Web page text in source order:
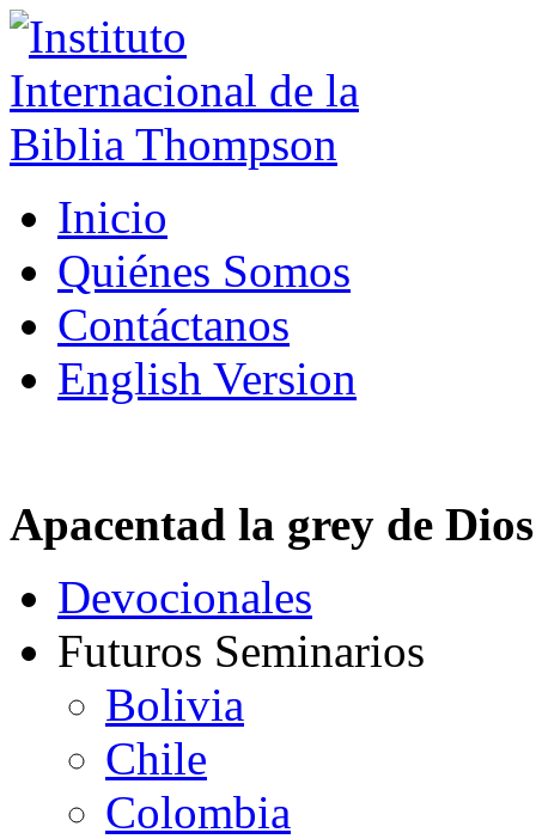
Inicio
Quiénes Somos
Contáctanos
English Version
Apacentad la grey de
Devocionales
Futuros Seminarios
Bolivia
Chile
Colombia